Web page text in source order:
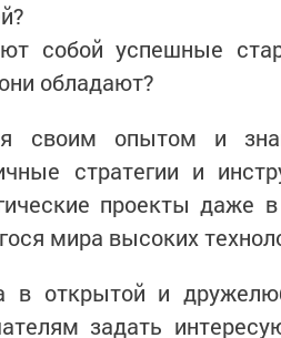
собой успешные
обладают?
своим опытом и
стратегии и
проекты даже
мира высоких
в открытой и
задать